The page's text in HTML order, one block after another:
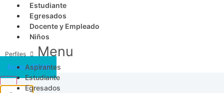
Estudiante
Egresados
Docente y Empleado
Niños
Menu
Aspirantes
Estudiante
Egresados
Acceso SICAU